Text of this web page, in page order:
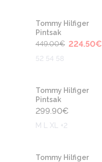
-50%
Tommy Hilfiger
Pintsak
449.00€ 224.50€
52 54 58
Tommy Hilfiger
Pintsak
299.90€
M L XL +2
Tommy Hilfiger